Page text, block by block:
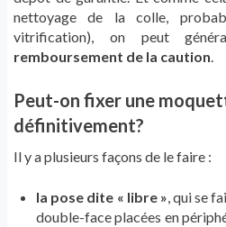
nettoyage de la colle,
vitrification), on peut
remboursement de la caution.
Peut-on fixer une
définitivement?
Il y a plusieurs façons de le faire :
la pose dite « libre », qui se
double-face placées en